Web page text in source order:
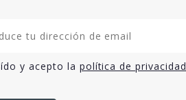
y acepto la política de privacidad